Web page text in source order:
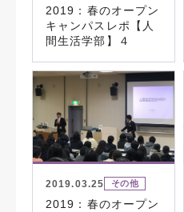
2019：春のオープン
キャンパスレポ【人
間生活学部】４
2019.03.25 その他
2019：春のオープン